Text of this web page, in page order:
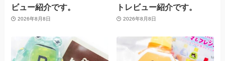
ビュー紹介です。
2026年8月8日
トレビュー紹介です。
2026年8月8日